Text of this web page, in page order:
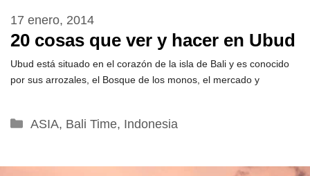
20 cosas que ver y hacer en Ubud
17 enero, 2014
Ubud está situado en el corazón de la isla de Bali y es conocido
por sus arrozales, el Bosque de los monos, el mercado y
Categorías
ASIA, Bali Time, Indonesia